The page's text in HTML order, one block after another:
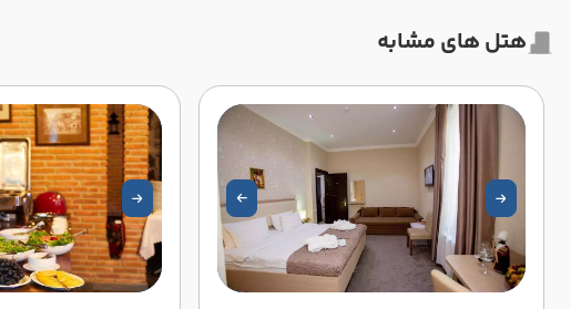
هتل های مشابه